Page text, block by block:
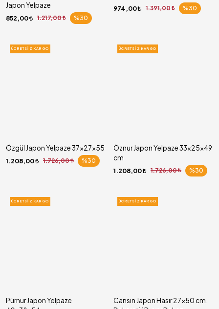
Japon Yelpaze
852,00 1.217,00 %30
974,00 1.391,00 %30
ÜCRETSIZ KARGO
Özgül Japon Yelpaze 37x27x55
1.208,00 1.726,00 %30
ÜCRETSIZ KARGO
Öznur Japon Yelpaze 33x25x49
cm
1.208,00 1.726,00 %30
ÜCRETSIZ KARGO
Pürnur Japon Yelpaze
ÜCRETSIZ KARGO
Cansın Japon Hasır 27x50 cm.